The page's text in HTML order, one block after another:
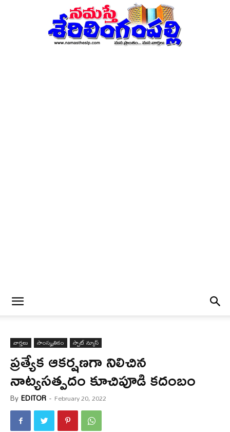
వార్త‌లు సాంస్కృతికం స్పాట్ న్యూస్
ప్రత్యేక‌ ఆకర్షణగా నిలిచిన
నాట్యసత్పదం కూచిపూడి కదంబం
ByEDITOR - February 20, 2022